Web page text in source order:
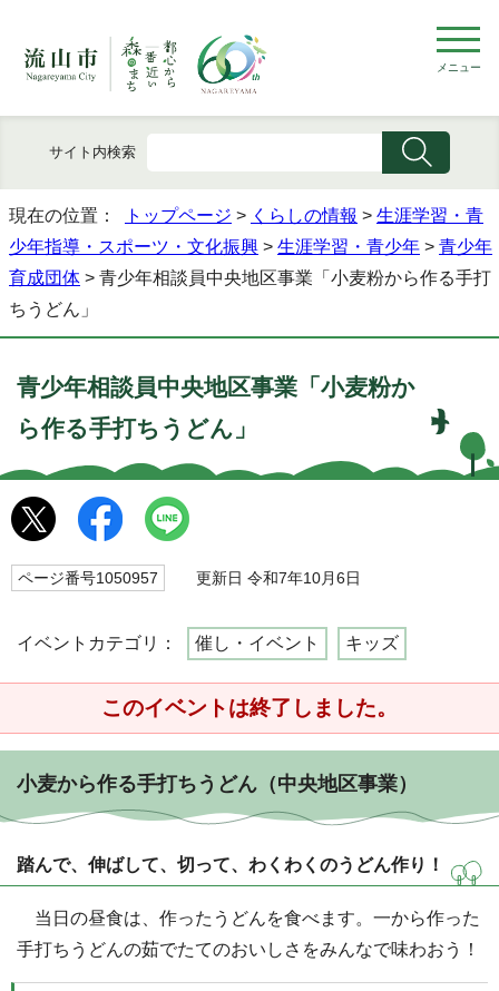
メニュー
サイト内検索
現在の位置： トップページ > くらしの情報 > 生涯学習・青
少年指導・スポーツ・文化振興 > 生涯学習・青少年 > 青少年
育成団体 > 青少年相談員中央地区事業「小麦粉から作る手打
ちうどん」
青少年相談員中央地区事業「小麦粉か
ら作る手打ちうどん」
ページ番号1050957 更新日 令和7年10月6日
イベントカテゴリ： 催し・イベント キッズ
このイベントは終了しました。
小麦から作る手打ちうどん（中央地区事業）
踏んで、伸ばして、切って、わくわくのうどん作り！
当日の昼食は、作ったうどんを食べます。一から作った
手打ちうどんの茹でたてのおいしさをみんなで味わおう！